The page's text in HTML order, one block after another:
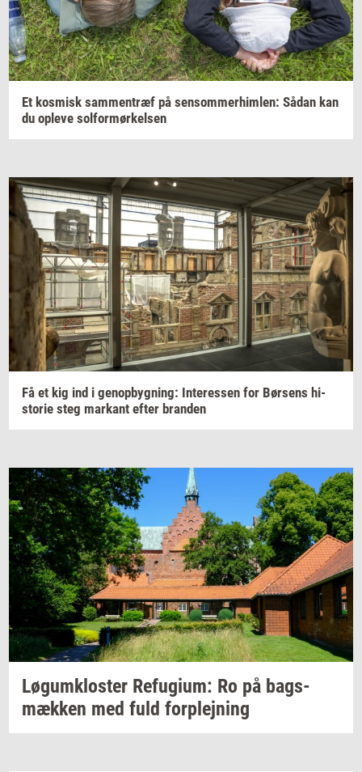
Et kos­misk sam­men­træf på sen­som­mer­him­len: Sådan kan
du op­le­ve sol­for­mør­kel­sen
Få et kig ind i genop­byg­ning: In­ter­es­sen for Bør­sens hi­
sto­rie steg mar­kant efter bran­den
Løgum­klo­ster Re­fu­gi­um: Ro på bags­
mæk­ken med fuld for­plej­ning